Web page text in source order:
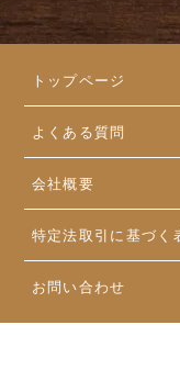
トップページ
よくある質問
会社概要
特定法取引に基づく
お問い合わせ